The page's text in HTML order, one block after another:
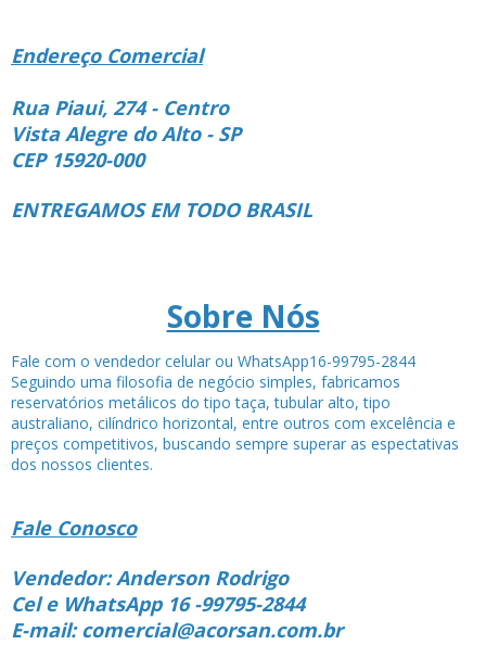
Endereço Comercial
Rua Piaui, 274 - Centro
Vista Alegre do Alto - SP
CEP 15920-000
ENTREGAMOS EM TODO BRASIL
Sobre Nós
Fale com o vendedor celular ou WhatsApp16-99795-2844
Seguindo uma filosofia de negócio simples, fabricamos
reservatórios metálicos do tipo taça, tubular alto, tipo
australiano, cilíndrico horizontal, entre outros com excelência e
preços competitivos, buscando sempre superar as espectativas
dos nossos clientes.
Fale Conosco
Vendedor: Anderson Rodrigo
Cel e WhatsApp 16 -99795-2844
E-mail: comercial@acorsan.com.br